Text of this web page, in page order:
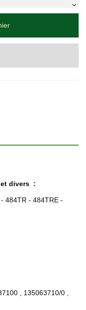
et divers :
484TR - 484TRE -
, 135063710/0 ,